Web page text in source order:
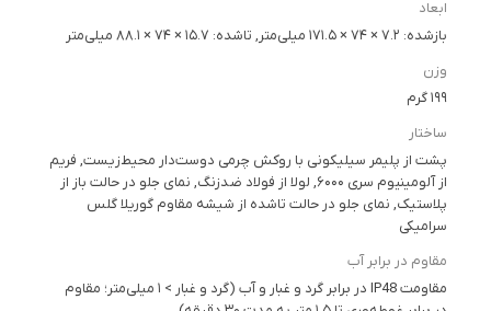
ابعاد
بازشده: ۷.۲ × ۷۴ × ۱۷۱.۵ میلی‌متر, تا‌شده: ۱۵.۷ × ۷۴ × ۸۸.۱ میلی‌متر
وزن
۱۹۹ گرم
ساختار
پشت از پلیمر سیلیکونی با روکش چرمی دوست‌دار محیط‌زیست, فریم
از آلومینیوم سری ۶۰۰۰, لولا از فولاد ضدزنگ, نمای جلو در حالت باز از
پلاستیک, نمای جلو در حالت تا‌شده از شیشه مقاوم گوریلا گلس
سرامیکی
مقاوم در برابر آب
مقاومت IP48 در برابر گرد و غبار و آب (گرد و غبار > ۱ میلی‌متر؛ مقاوم